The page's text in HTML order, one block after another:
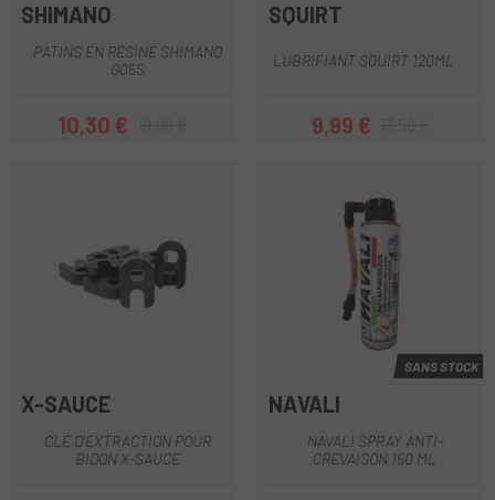
SHIMANO
PATINS EN RÉSINE SHIMANO
G05S
Prix
10,30 €Prix habituel
SQUIRT
LUBRIFIANT SQUIRT 120ML
Prix
9,99 €Prix habituel
X-SAUCE
CLÉ D'EXTRACTION POUR
BIDON X-SAUCE
SANS STOCK
NAVALI
NAVALI SPRAY ANTI-
CREVAISON 150 ML